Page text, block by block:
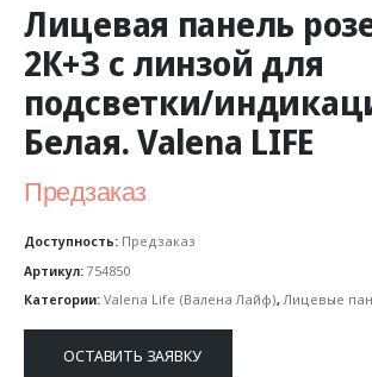
Лицевая панель
2К+З c линзой для
подсветки/
Белая. Valena LIFE
Предзаказ
Доступность: Предзаказ
Артикул: 754850
Категории: Valena Life (Валена Лайф),Лицевые
ОСТАВИТЬ ЗАЯВКУ